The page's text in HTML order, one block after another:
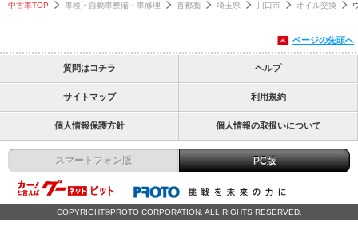
中古車TOP 車検・自動車整備・車修理 首都圏 埼玉県 川口市 オイル交換
ページの先頭へ
質問はコチラ ヘルプ
サイトマップ 利用規約
個人情報保護方針 個人情報の取扱いについて
スマートフォン版 PC版
COPYRIGHT©PROTO CORPORATION. ALL RIGHTS RESERVED.